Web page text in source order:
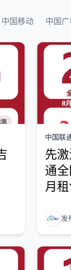
中国移动 中国
中国联
先
通
月
发